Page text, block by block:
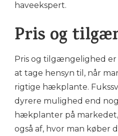
haveekspert.
Pris og
Pris og tilgængelighed
at tage hensyn til, når
rigtige hækplante.
dyrere mulighed end
hækplanter på
også af, hvor man køber